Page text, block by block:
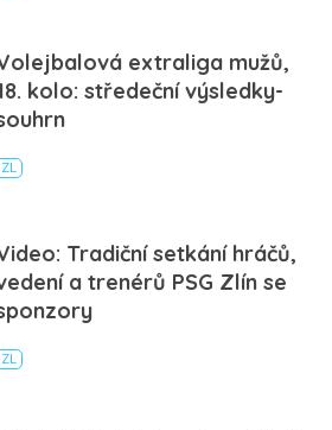
extraliga mužů,
kolo: středeční výsledky-
ZL
Tradiční setkání hráčů,
a trenérů PSG Zlín se
ZL